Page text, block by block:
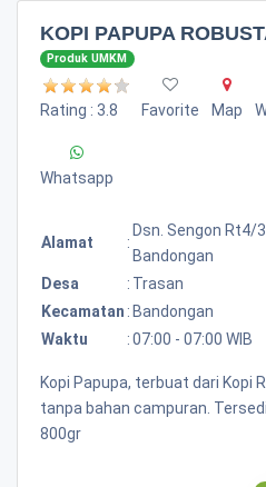
KOPI PAPUPA
Produk UMKM
Rating : 3.8 Favorite Map
Whatsapp
Alamat :
Dsn. Sengon Rt4/
Bandongan
Desa
: Trasan
Kecamatan : Bandongan
Waktu
:07:00 - 07:00 WIB
Kopi Papupa, terbuat dari Kopi
tanpa bahan campuran.
800gr